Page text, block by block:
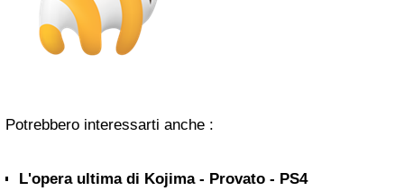
Potrebbero interessarti anche :
L'opera ultima di Kojima - Provato - PS4